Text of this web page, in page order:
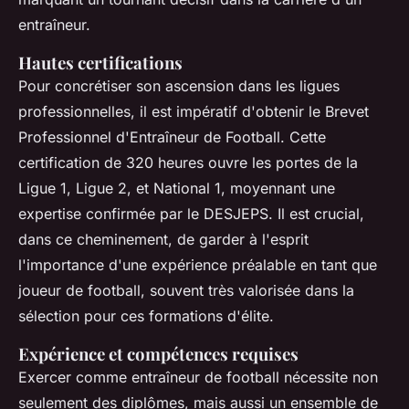
entraîneur.
Hautes certifications
Pour concrétiser son ascension dans les ligues
professionnelles, il est impératif d'obtenir le Brevet
Professionnel d'Entraîneur de Football. Cette
certification de 320 heures ouvre les portes de la
Ligue 1, Ligue 2, et National 1, moyennant une
expertise confirmée par le DESJEPS. Il est crucial,
dans ce cheminement, de garder à l'esprit
l'importance d'une expérience préalable en tant que
joueur de football, souvent très valorisée dans la
sélection pour ces formations d'élite.
Expérience et compétences requises
Exercer comme entraîneur de football nécessite non
seulement des diplômes, mais aussi un ensemble de